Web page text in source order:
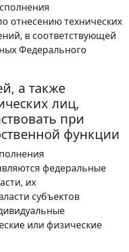
отнесению технических
в соответствующей
Федерального
а также
лиц,
при
функции
федеральные
их
субъектов
или физические